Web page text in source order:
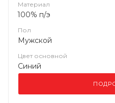
Материал
100% п/э
Пол
Мужской
Цвет основной
Синий